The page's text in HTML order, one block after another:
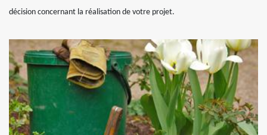
décision concernant la réalisation de votre projet.